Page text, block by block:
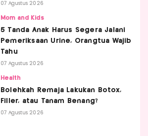
07 Agustus 2026
Mom and Kids
5 Tanda Anak Harus Segera Jalani
Pemeriksaan Urine, Orangtua Wajib
Tahu
07 Agustus 2026
Health
Bolehkah Remaja Lakukan Botox,
Filler, atau Tanam Benang?
07 Agustus 2026